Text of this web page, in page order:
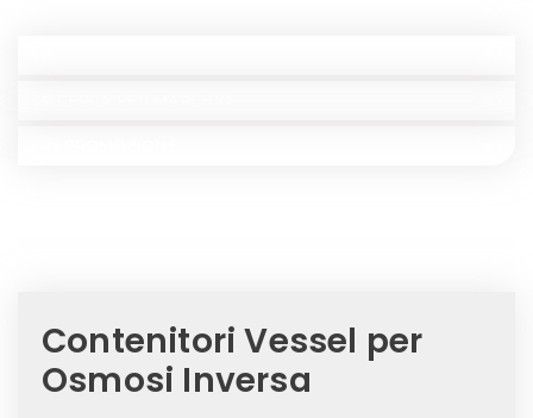
Contenitori Vessel per
Osmosi Inversa